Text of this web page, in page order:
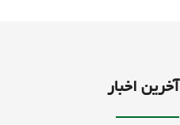
آخرین اخبار